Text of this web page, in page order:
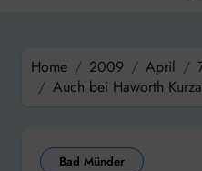
Home 2009 April
Auch bei Haworth
Bad Münder